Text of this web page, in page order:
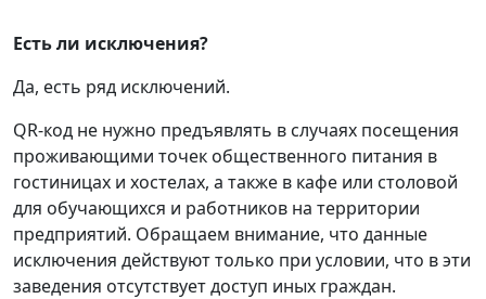
Есть ли исключения?
Да, есть ряд исключений.
QR-код не нужно предъявлять в случаях посещения
проживающими точек общественного питания в
гостиницах и хостелах, а также в кафе или столовой
для обучающихся и работников на территории
предприятий. Обращаем внимание, что данные
исключения действуют только при условии, что в эти
заведения отсутствует доступ иных граждан.